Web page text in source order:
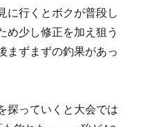
に行くとボクが普段し
め少し修正を加え狙う
まずまずの釣果があっ
探っていくと大会では